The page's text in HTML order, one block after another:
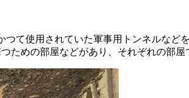
て使用されていた軍事用トンネルな
ための部屋などがあり、それぞれの部屋